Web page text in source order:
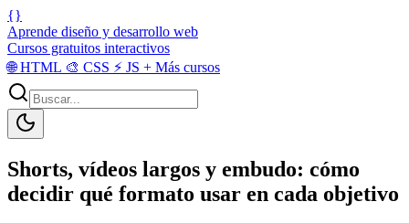
{}
Aprende diseño y desarrollo web
Cursos gratuitos interactivos
🌐HTML 🎨 CSS ⚡ JS + Más cursos
Shorts, vídeos largos y embudo: cómo
decidir qué formato usar en cada objetivo